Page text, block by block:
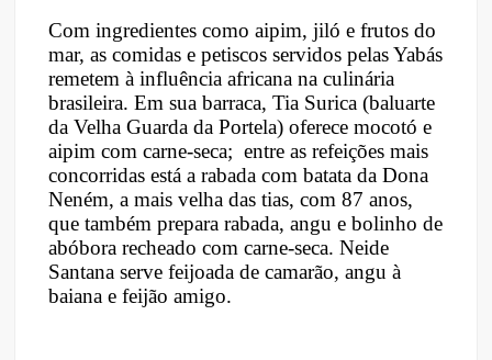
Com ingredientes como aipim, jiló e frutos do
mar, as comidas e petiscos servidos pelas Yabás
remetem à influência africana na culinária
brasileira. Em sua barraca, Tia Surica (baluarte
da Velha Guarda da Portela) oferece mocotó e
aipim com carne-seca; entre as refeições mais
concorridas está a rabada com batata da Dona
Neném, a mais velha das tias, com 87 anos,
que também prepara rabada, angu e bolinho de
abóbora recheado com carne-seca. Neide
Santana serve feijoada de camarão, angu à
baiana e feijão amigo.